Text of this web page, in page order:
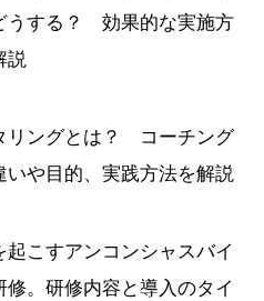
うする？ 効果的な実施方
説
リングとは？ コーチング
いや目的、実践方法を解説
起こすアンコンシャスバイ
修。研修内容と導入のタイ